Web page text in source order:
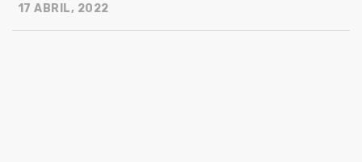
17 ABRIL, 2022